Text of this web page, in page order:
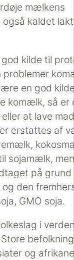
mælkens
kaldet
kilde til
problemer
en god
komælk, så er
at lave
erstattes af
sojamælk,
på grund
den
GMO soja.
i
og